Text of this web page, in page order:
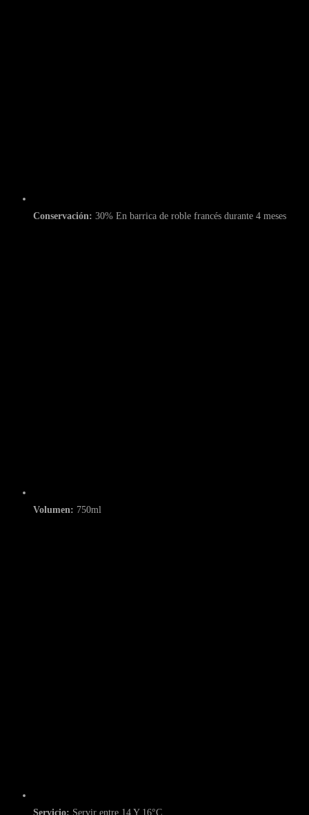
Conservación: 30% En barrica de roble francés durante 4 meses
Volumen: 750ml
Servicio: Servir entre 14 Y 16°C